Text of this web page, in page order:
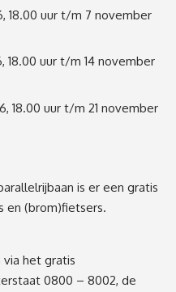
18.00 uur t/m 7 november
18.00 uur t/m 14 november
18.00 uur t/m 21 november
is er een gratis
en (brom)fietsers.
het gratis
0800 – 8002, de